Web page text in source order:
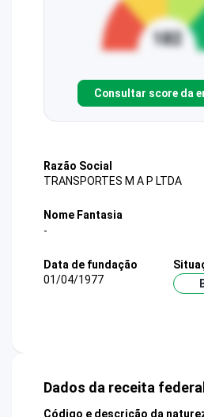
Consultar score da
Razão Social
TRANSPORTES M A P LTDA
Nome Fantasia
-
Data de fundação
01/04/1977
Dados da receita federal
Código e descrição da